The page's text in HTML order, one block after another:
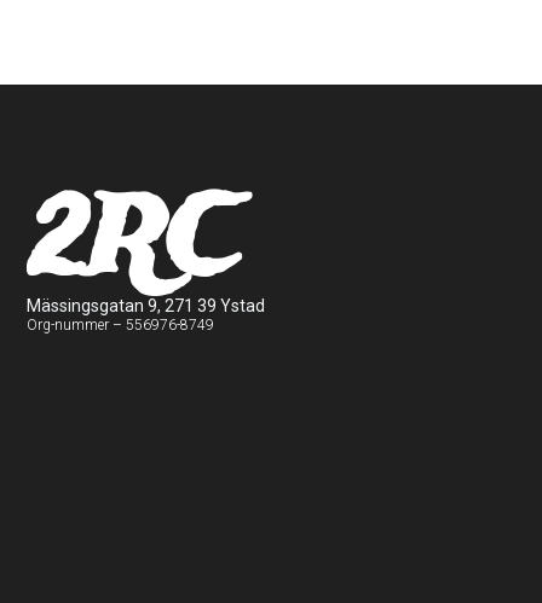
2RC
Mässingsgatan 9, 271 39 Ystad
Org-nummer – 556976-8749